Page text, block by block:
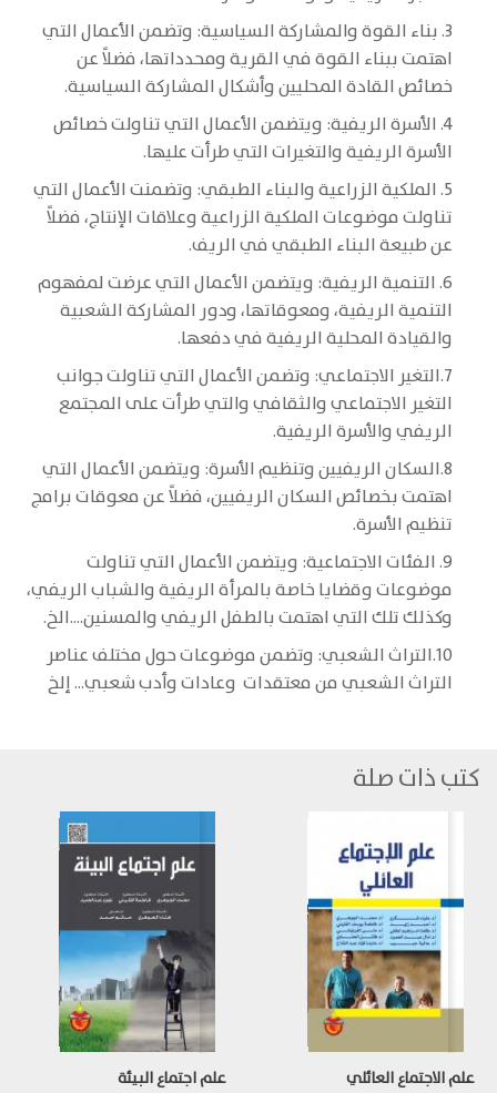
3. بناء القوة والمشاركة السياسية: وتضمن الأعمال التي
اهتمت ببناء القوة في القرية ومحدداتها، فضلاً عن
خصائص القادة المحليين وأشكال المشاركة السياسية.
4. الأسرة الريفية: ويتضمن الأعمال التي تناولت خصائص
الأسرة الريفية والتغيرات التي طرأت عليها.
5. الملكية الزراعية والبناء الطبقي: وتضمنت الأعمال التي
تناولت موضوعات الملكية الزراعية وعلاقات الإنتاج، فضلاً
عن طبيعة البناء الطبقي في الريف.
6. التنمية الريفية: ويتضمن الأعمال التي عرضت لمفهوم
التنمية الريفية، ومعوقاتها، ودور المشاركة الشعبية
والقيادة المحلية الريفية في دفعها.
7.التغير الاجتماعي: وتضمن الأعمال التي تناولت جوانب
التغير الاجتماعي والثقافي والتي طرأت على المجتمع
الريفي والأسرة الريفية.
8.السكان الريفيين وتنظيم الأسرة: ويتضمن الأعمال التي
اهتمت بخصائص السكان الريفيين، فضلاً عن معوقات برامج
تنظيم الأسرة.
9. الفئات الاجتماعية: ويتضمن الأعمال التي تناولت
موضوعات وقضايا خاصة بالمرأة الريفية والشباب الريفي،
وكذلك تلك التي اهتمت بالطفل الريفي والمسنين....الخ.
10.التراث الشعبي: وتضمن موضوعات حول مختلف عناصر
التراث الشعبي من معتقدات وعادات وأدب شعبي... إلخ
كتب ذات صلة
علم الاجتماع العائلي علم اجتماع البيئة